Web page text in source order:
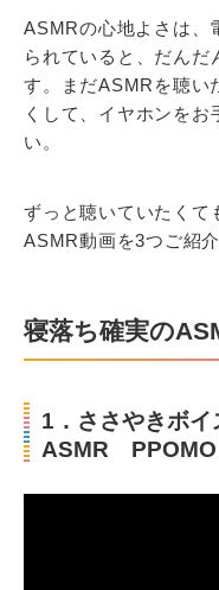
ASMRの心地よさは、
られていると、だんだ
す。まだASMRを聴い
くして、イヤホンをお
い。
ずっと聴いていたくて
ASMR動画を3つご紹介
寝落ち確実の
1．ささやきボ
ASMR PPOMO